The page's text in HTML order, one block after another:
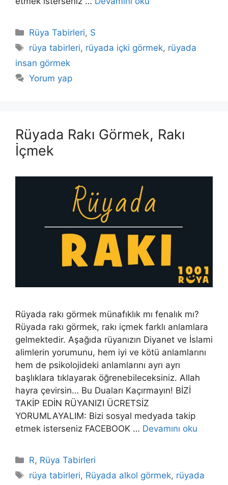
Kategoriler
Rüya Tabirleri, S
Etiketler
rüya tabirleri, rüyada içki görmek, rüyada
insan görmek
Yorum yap
Rüyada Rakı Görmek, Rakı
İçmek
Rüyada rakı görmek münafıklık mı fenalık mı?
Rüyada rakı görmek, rakı içmek farklı anlamlara
gelmektedir. Aşağıda rüyanızın Diyanet ve İslami
alimlerin yorumunu, hem iyi ve kötü anlamlarını
hem de psikolojideki anlamlarını ayrı ayrı
başlıklara tıklayarak öğrenebileceksiniz. Allah
hayra çevirsin… Bu Duaları Kaçırmayın! BİZİ
TAKİP EDİN RÜYANIZI ÜCRETSİZ
YORUMLAYALIM: Bizi sosyal medyada takip
etmek isterseniz FACEBOOK … Devamını oku
Kategoriler
R, Rüya Tabirleri
Etiketler
rüya tabirleri, Rüyada alkol görmek, rüyada